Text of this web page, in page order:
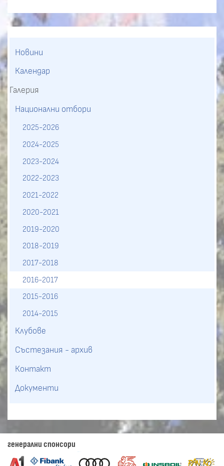
Новини
Календар
Галерия
Национални отбори
2025-2026
2024-2025
2023-2024
2022-2023
2021-2022
2020-2021
2019-2020
2018-2019
2017-2018
2016-2017
2015-2016
2014-2015
Клубове
Състезания - архив
Контакт
Документи
генерални спонсори